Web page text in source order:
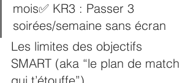
mois✅ KR3 : Passer 3
soirées/semaine sans écran
Les limites des objectifs
SMART (aka “le plan de match